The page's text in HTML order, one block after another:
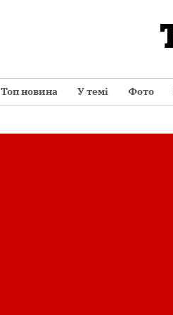
Топ новина У темі Фото